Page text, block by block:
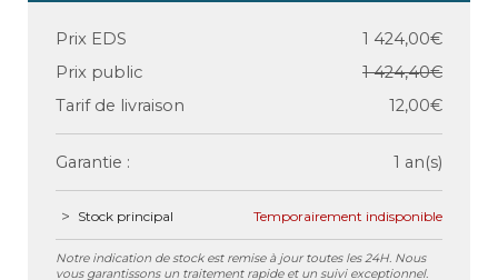
Prix EDS
1 424,00€
Prix public
1 424,40€
Tarif de livraison
12,00€
Garantie : 1 an(s)
Stock principal Temporairement indisponible
Notre indication de stock est remise à jour toutes les 24H. Nous
vous garantissons un traitement rapide et un suivi exceptionnel.